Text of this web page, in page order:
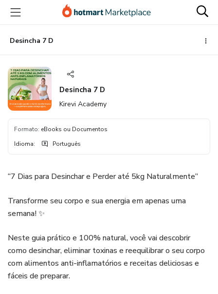
para
conteúdo
principal
para
pagamento
para
rodapé
Desincha 7 D
Desincha 7 D
Kirevi Academy
Formato: eBooks ou Documentos
Idioma: Português
“7 Dias para Desinchar e Perder até 5kg Naturalmente”
Transforme seu corpo e sua energia em apenas uma
semana! ✨
Neste guia prático e 100% natural, você vai descobrir
como desinchar, eliminar toxinas e reequilibrar o seu corpo
com alimentos anti-inflamatórios e receitas deliciosas e
fáceis de preparar.